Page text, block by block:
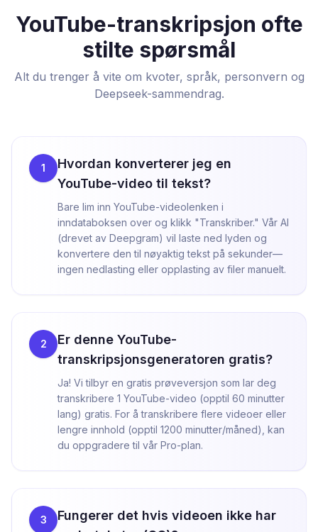
YouTube-transkripsjon ofte
stilte spørsmål
Alt du trenger å vite om kvoter, språk, personvern og
Deepseek-sammendrag.
1
Hvordan konverterer jeg en
YouTube-video til tekst?
Bare lim inn YouTube-videolenken i
inndataboksen over og klikk "Transkriber." Vår AI
(drevet av Deepgram) vil laste ned lyden og
konvertere den til nøyaktig tekst på sekunder—
ingen nedlasting eller opplasting av filer manuelt.
2
Er denne YouTube-
transkripsjonsgeneratoren gratis?
Ja! Vi tilbyr en gratis prøveversjon som lar deg
transkribere 1 YouTube-video (opptil 60 minutter
lang) gratis. For å transkribere flere videoer eller
lengre innhold (opptil 1200 minutter/måned), kan
du oppgradere til vår Pro-plan.
3
Fungerer det hvis videoen ikke har